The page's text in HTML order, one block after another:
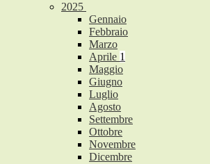
2025
Gennaio
Febbraio
Marzo
Aprile 1
Maggio
Giugno
Luglio
Agosto
Settembre
Ottobre
Novembre
Dicembre